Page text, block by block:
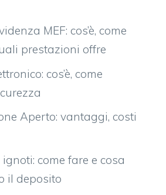
MEF: cos’è, come
prestazioni offre
cos’è, come
Aperto: vantaggi, costi
come fare e cosa
il deposito